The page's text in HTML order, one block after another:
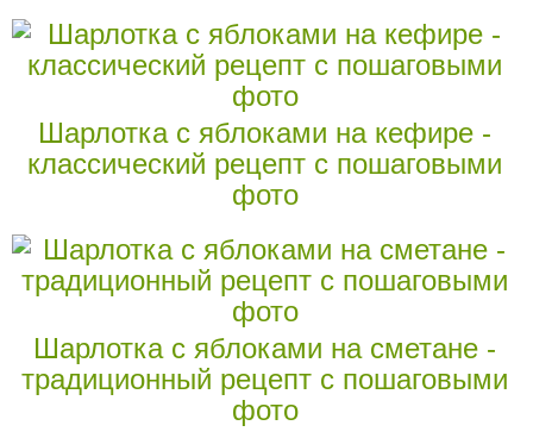
Шарлотка с яблоками на кефире -
классический рецепт с пошаговыми
фото
Шарлотка с яблоками на сметане -
традиционный рецепт с пошаговыми
фото